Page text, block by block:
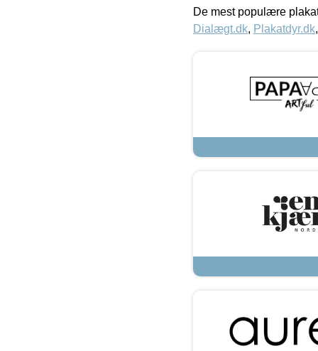
De mest populære
Dialægt.dk, Plakatdyr.dk